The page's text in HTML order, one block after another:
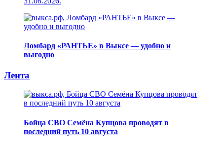
Ломбард «РАНТЬЕ» в Выксе — удобно и
выгодно
Лента
Бойца СВО Семёна Купцова проводят в
последний путь 10 августа